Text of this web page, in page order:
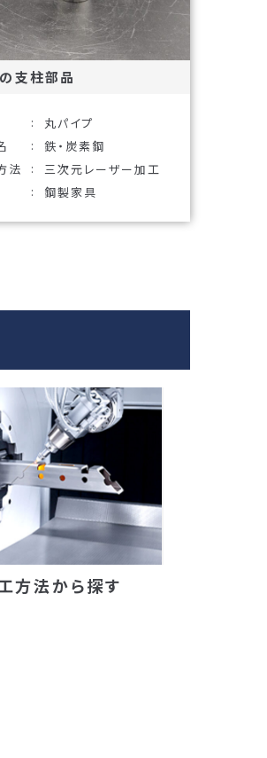
支柱部品
丸パイプ
鉄・炭素鋼
法
三次元レーザー加工
鋼製家具
方法から探す